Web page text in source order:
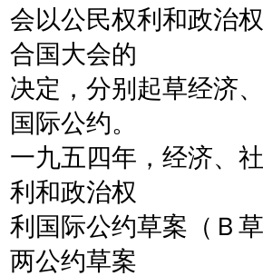
会以公民权利和政治
合国大会的
决定，分别起草经济
国际公约。
一九五四年，经济、
利和政治权
利国际公约草案（Ｂ
两公约草案